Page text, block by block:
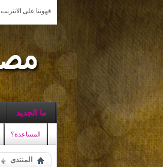
قهوتنا على الانترنت
ما الجديد
المساعدة؟
المنتدى